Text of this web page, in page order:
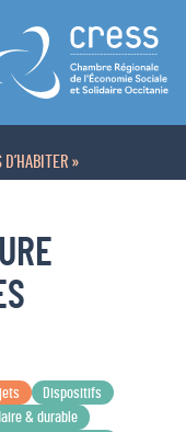
»
Dispositifs
& durable